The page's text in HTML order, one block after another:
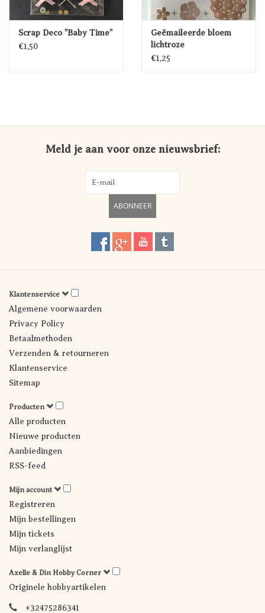
Scrap Deco "Baby Time"
€1,50
Geëmaileerde bloem
lichtroze
€1,25
Meld je aan voor onze nieuwsbrief:
ABONNEER
Klantenservice
Algemene voorwaarden
Privacy Policy
Betaalmethoden
Verzenden & retourneren
Klantenservice
Sitemap
Producten
Alle producten
Nieuwe producten
Aanbiedingen
RSS-feed
Mijn account
Registreren
Mijn bestellingen
Mijn tickets
Mijn verlanglijst
Axelle & Din Hobby Corner
Originele hobbyartikelen
+32475286341